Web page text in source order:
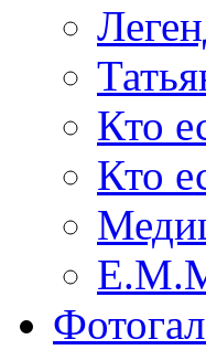
Кто
Кто